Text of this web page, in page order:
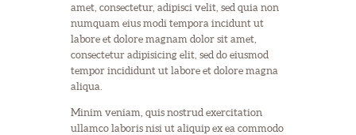
amet, consectetur, adipisci velit, sed quia non
numquam eius modi tempora incidunt ut
labore et dolore magnam dolor sit amet,
consectetur adipisicing elit, sed do eiusmod
tempor incididunt ut labore et dolore magna
aliqua.
Minim veniam, quis nostrud exercitation
ullamco laboris nisi ut aliquip ex ea commodo